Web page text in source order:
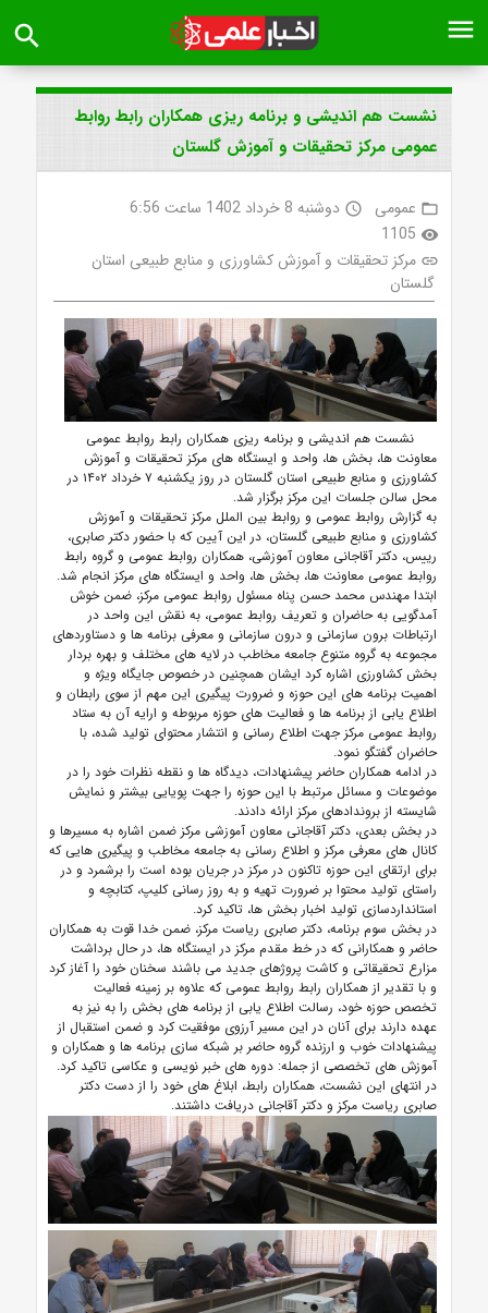
menu
search
نشست هم اندیشی و برنامه ریزی همکاران رابط روابط
عمومی مرکز تحقیقات و آموزش گلستان
folder_open عمومی access_time دوشنبه 8 خرداد 1402 ساعت 6:56
visibility
1105
link مرکز تحقیقات و آموزش کشاورزی و منابع طبیعی استان
گلستان
نشست هم اندیشی و برنامه ریزی همکاران رابط روابط عمومی
معاونت ها، بخش ها، واحد و ایستگاه های مرکز تحقیقات و آموزش
کشاورزی و منابع طبیعی استان گلستان در روز یکشنبه ۷ خرداد ۱۴۰۲ در
محل سالن جلسات این مرکز برگزار شد.
به گزارش روابط عمومی و روابط بین الملل مرکز تحقیقات و آموزش
کشاورزی و منابع طبیعی گلستان، در این آیین که با حضور دکتر صابری،
رییس، دکتر آقاجانی معاون آموزشی، همکاران روابط عمومی و گروه رابط
روابط عمومی معاونت ها، بخش ها، واحد و ایستگاه های مرکز انجام شد.
ابتدا مهندس محمد حسن پناه مسئول روابط عمومی مرکز، ضمن خوش
آمدگویی به حاضران و تعریف روابط عمومی، به نقش این واحد در
ارتباطات برون سازمانی و درون سازمانی و معرفی برنامه ها و دستاوردهای
مجموعه به گروه متنوع جامعه مخاطب در لایه های مختلف و بهره بردار
بخش کشاورزی اشاره کرد ایشان همچنین در خصوص جایگاه ویژه و
اهمیت برنامه های این حوزه و ضرورت پیگیری این مهم از سوی رابطان و
اطلاع یابی از برنامه ها و فعالیت های حوزه مربوطه و ارایه آن به ستاد
روابط عمومی مرکز جهت اطلاع رسانی و انتشار محتوای تولید شده، با
حاضران گفتگو نمود.
در ادامه همکاران حاضر پیشنهادات، دیدگاه ها و نقطه نظرات خود را در
موضوعات و مسائل مرتبط با این حوزه را جهت پویایی بیشتر و نمایش
شایسته از بروندادهای مرکز ارائه دادند.
در بخش بعدی، دکتر آقاجانی معاون آموزشی مرکز ضمن اشاره به مسیرها و
کانال های معرفی مرکز و اطلاع رسانی به جامعه مخاطب و پیگیری هایی که
برای ارتقای این حوزه تاکنون در مرکز در جریان بوده است را برشمرد و در
راستای تولید محتوا بر ضرورت تهیه و به روز رسانی کلیپ، کتابچه و
استانداردسازی تولید اخبار بخش ها، تاکید کرد.
در بخش سوم برنامه، دکتر صابری ریاست مرکز، ضمن خدا قوت به همکاران
حاضر و همکارانی که در خط مقدم مرکز در ایستگاه ها، در حال برداشت
مزارع تحقیقاتی و کاشت پروژهای جدید می باشند سخنان خود را آغاز کرد
و با تقدیر از همکاران رابط روابط عمومی که علاوه بر زمینه فعالیت
تخصص حوزه خود، رسالت اطلاع یابی از برنامه های بخش را به نیز به
عهده دارند برای آنان در این مسیر آرزوی موفقیت کرد و ضمن استقبال از
پیشنهادات خوب و ارزنده گروه حاضر بر شبکه سازی برنامه ها و همکاران و
آموزش های تخصصی از جمله: دوره های خبر نویسی و عکاسی تاکید کرد.
در انتهای این نشست، همکاران رابط، ابلاغ های خود را از دست دکتر
صابری ریاست مرکز و دکتر آقاجانی دریافت داشتند.